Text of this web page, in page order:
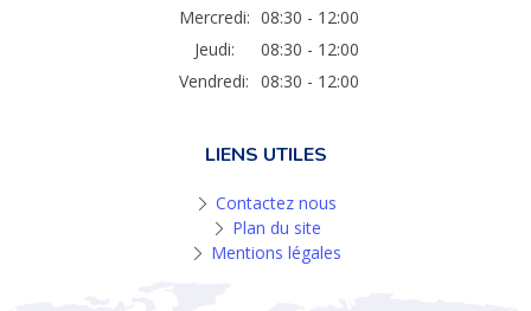
Mercredi: 08:30 - 12:00
Jeudi:
08:30 - 12:00
Vendredi: 08:30 - 12:00
LIENS UTILES
Contactez nous
Plan du site
Mentions légales